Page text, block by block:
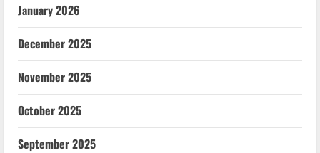
January 2026
December 2025
November 2025
October 2025
September 2025